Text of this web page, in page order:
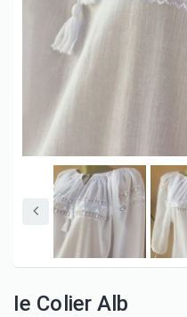
Ie Colier Alb